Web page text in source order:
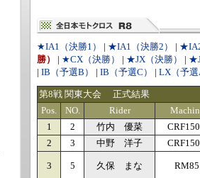
★IA1（決勝1） | ★IA1（決勝2） |
勝）
| ★CX（決勝） | ★JX（決勝） |
| IB（予選B） | IB（予選C） | LX（予選
第8戦 関東大会 正式結果
Pos.
NO. Rider
1
2 竹内 優菜
2
3 中野 洋子
3 5 久保 まな RM85